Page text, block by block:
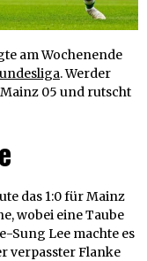
am Wochenende
. Werder
05 und rutscht
das 1:0 für Mainz
wobei eine Taube
Sung Lee machte es
verpasster Flanke